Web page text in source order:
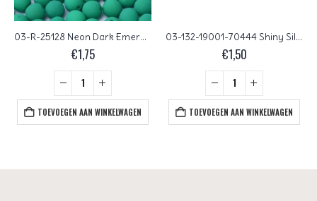
03-R-25128 Neon Dark Emerald 3 mm. 100 Pc.
€1,75
TOEVOEGEN AAN WINKELWAGEN
03-132-19001-70444 Shiny Silver Grey Glass Pearl 150 Pc.
€1,50
TOEVOEGEN AAN WINKELWAGEN